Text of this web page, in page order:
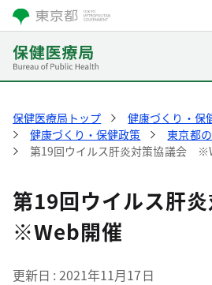
保健医療局トップ
健康づくり・保
健康づくり・保健政策
東京都
第19回ウイルス肝炎対策協議会
第19回ウイルス肝
※Web開催
更新日 2021年11月17日